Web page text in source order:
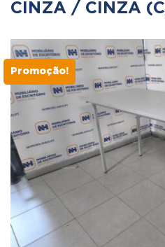
CINZA / CINZA
Promoção!